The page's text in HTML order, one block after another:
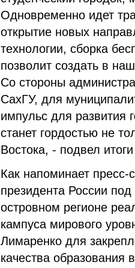
Одновременно идет
открытие новых
технологии, сборка
позволит создать в
Со стороны
СахГУ, для
импульс для развития
станет гордостью не
Востока, - подвел
Как напоминает
президента России
островном регионе
кампуса мирового
Лимаренко для
качества образования